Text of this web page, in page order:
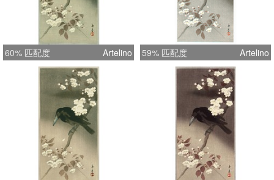
60% 匹配度 Artelino 59% 匹配度 Artelino